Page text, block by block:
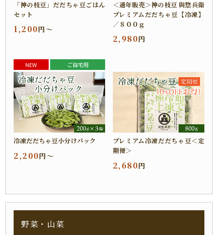
「神の枝豆」だだちゃ豆ごはん
セット
1,200円～
＜通年販売＞神の枝豆 與惣兵衛
プレミアムだだちゃ豆【冷凍】
／８００ｇ
2,980円
NEW ご自宅用
冷凍だだちゃ豆小分けパック
2,200円～
プレミアム冷凍だだちゃ豆＜定
期便＞
2,680円
野菜・山菜